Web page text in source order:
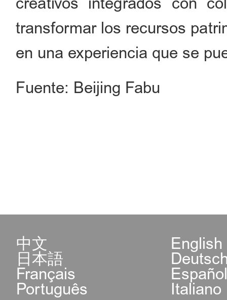
transformar los recursos
en una experiencia que se
Fuente: Beijing Fabu
中文 English
日本語
Français
Português Italiano